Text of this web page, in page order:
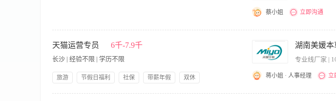
达能力者优先 3.社交网络重度用户，对新事物有好奇心并愿意尝试，了解主流社区的用户行为特征
蔡小姐 立即沟通
练掌握软文、交换链接、邮件推广、SNS推广、论坛推广及其他特殊推广方式； 4、负责淘宝店和微商城发
6、有团队精神和全局观，吃苦耐劳，积极主动，具有有良好的职业道德，能承受较强的工作压力，有强烈的
富经验者优先； 8、一经录用，待遇与提成从优。
天猫运营专员 6千-7.9千
长沙 | 经验不限 | 学历不限
旅游 节假日福利 社保 带薪年假
双休
专业线厂家 |
蒋小姐 · 人事经理 立